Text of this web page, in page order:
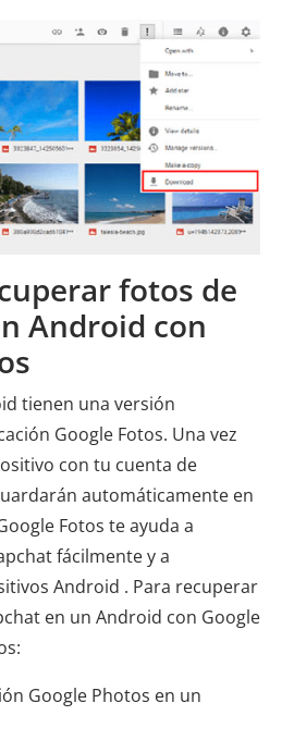
fotos de
Android con
tienen una versión
Google Fotos. Una vez
con tu cuenta de
automáticamente en
Fotos te ayuda a
fácilmente y a
Android . Para recuperar
en un Android con Google
Google Photos en un